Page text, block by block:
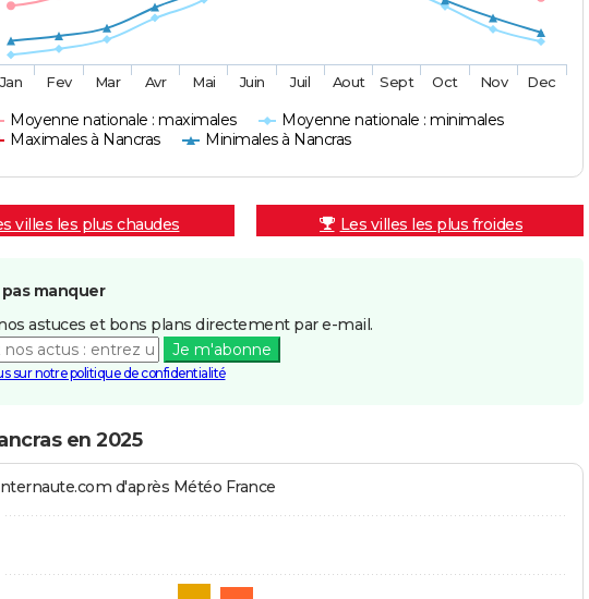
Moyenne nationale : maximales
Moyenne nationale : minimales
Maximales à Nancras
Minimales à Nancras
Jan Fev Mar Avr Mai Juin Juil Aout Sept Oct Nov Dec
villes les plus chaudes Les villes les plus froides
manquer
astuces et bons plans directement par e-mail.
Je m'abonne
sur notre politique de confidentialité
en 2025
d'après Météo France